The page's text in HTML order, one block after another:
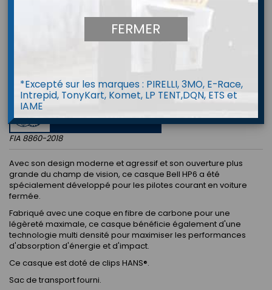
Casque BELL HP6
APPROVED
FIA 8860-2018
Avec son design moderne et agressif et son ouverture plus
grande du champ de vision, ce casque Bell HP6 a été
spécialement développé pour les pilotes courant en voiture
fermée.
Fabriqué avec une coque en fibre de carbone pour une
légèreté maximale, ce casque bénéficie également d'une
technologie multi densité pour maximiser les performances
d'absorption d'énergie et d'impact.
Ce casque est doté de clips HANS®.
Sac de transport fourni.
FERMER
*Excepté sur les marques : PIRELLI, 3MO, E-Race,
Intrepid, TonyKart, Komet, LP TENT,DQN, ETS et
IAME